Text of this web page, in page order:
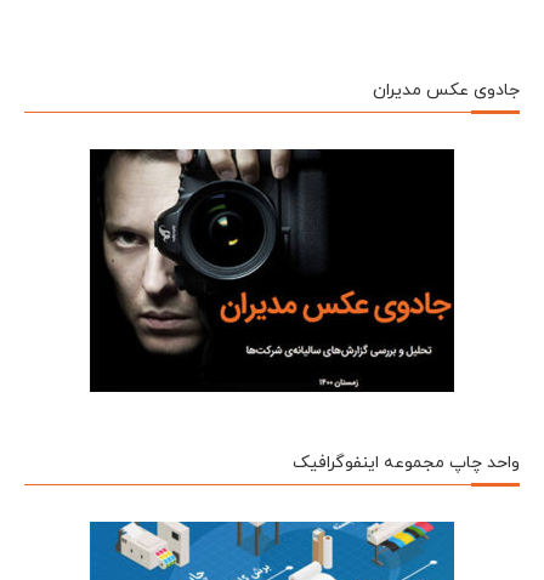
جادوی عکس مدیران
واحد چاپ مجموعه اینفوگرافیک